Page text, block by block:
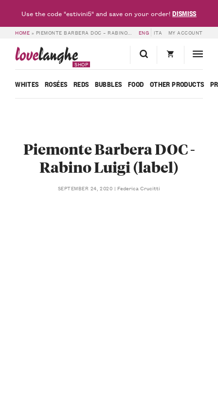
HOME » PIEMONTE BARBERA DOC – RABINO LUIGI (LABEL) ENG ITA MY ACCOUNT
lovelanghe
SHOP
WHITES ROSÉES REDS BUBBLES FOOD OTHER PRODUCTS
Piemonte Barbera DOC -
Rabino Luigi (label)
SEPTEMBER 24, 2020 Federica Crucitti
Use the code "estivini5" and save on your order!DISMISS